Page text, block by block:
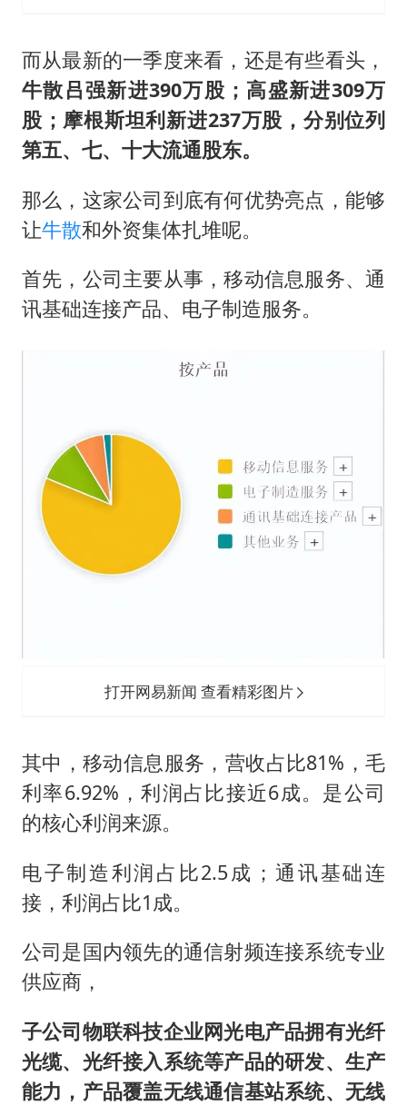
而从最新的一季度来看，还是有些看头，
牛散吕强新进390万股；高盛新进309万
股；摩根斯坦利新进237万股，分别位列
第五、七、十大流通股东。
那么，这家公司到底有何优势亮点，能够
让牛散和外资集体扎堆呢。
首先，公司主要从事，移动信息服务、通
讯基础连接产品、电子制造服务。
打开网易新闻 查看精彩图片
其中，移动信息服务，营收占比81%，毛
利率6.92%，利润占比接近6成。是公司
的核心利润来源。
电子制造利润占比2.5成；通讯基础连
接，利润占比1成。
公司是国内领先的通信射频连接系统专业
供应商，
子公司物联科技企业网光电产品拥有光纤
光缆、光纤接入系统等产品的研发、生产
能力，产品覆盖无线通信基站系统、无线